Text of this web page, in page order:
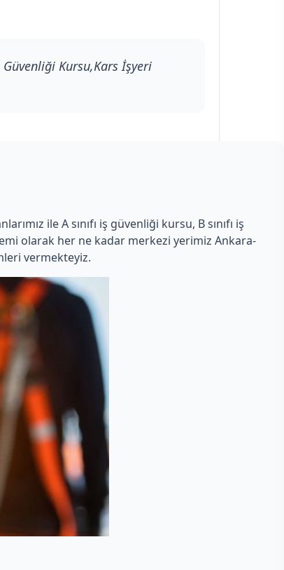
Güvenliği Kursu,Kars İşyeri
ile A sınıfı iş güvenliği kursu, B sınıfı iş
olarak her ne kadar merkezi yerimiz Ankara-
vermekteyiz.